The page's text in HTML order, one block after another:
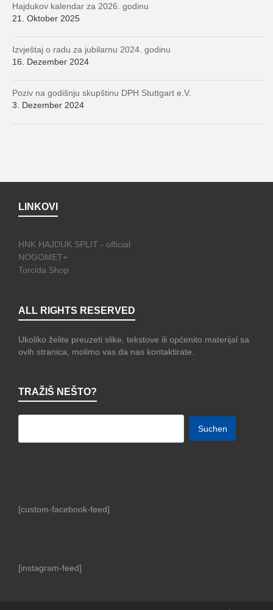
Hajdukov kalendar za 2026. godinu
21. Oktober 2025
Izvještaj o radu za jubilarnu 2024. godinu
16. Dezember 2024
Poziv na godišnju skupštinu DPH Stuttgart e.V.
3. Dezember 2024
LINKOVI
HNK HAJDUK SPLIT - official
NOGOMET+
Torcida Shop
ALL RIGHTS RESERVED
Ukoliko želite preuzeti slike, tekstove ili općenito materijal sa
ovih stranica, molimo vas da nas kontaktirate.
TRAŽIŠ NEŠTO?
[custom-facebook-feed]
[instagram-feed]